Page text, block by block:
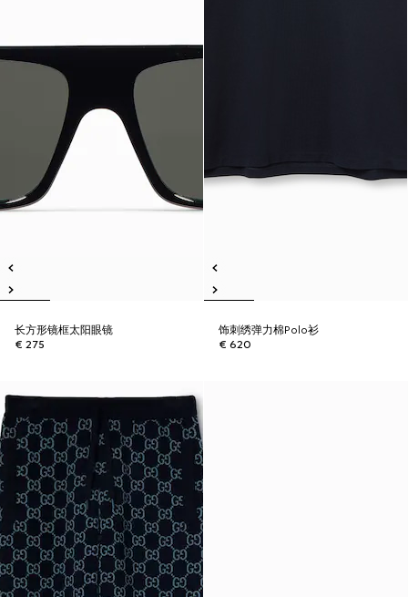
长方形镜框太阳眼镜
€ 275
饰刺绣弹力棉Polo衫
€ 620